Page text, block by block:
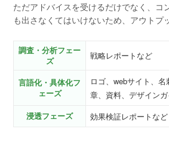
ただアドバイスを受けるだけでなく、コ
も出さなくてはいけないため、アウトプ
調査・分析フェー
ズ
戦略レポートなど
言語化・具体化フ
ェーズ
ロゴ、webサイト、
章、資料、デザイン
浸透フェーズ
効果検証レポートなど